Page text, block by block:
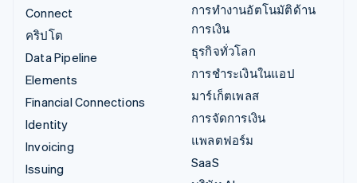
Connect
คริปโต
Data Pipeline
Elements
Financial Connections
Identity
Invoicing
Issuing
การทำงานอัตโนมัติด้าน
การเงิน
ธุรกิจทั่วโลก
การชำระเงินในแอป
มาร์เก็ตเพลส
การจัดการเงิน
แพลตฟอร์ม
SaaS